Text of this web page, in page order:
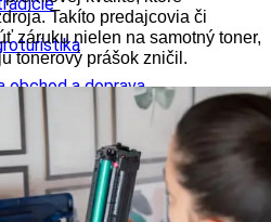
obchod a doprava
Takíto predajcovia či
záruku nielen na samotný toner,
tonerový prášok zničil.